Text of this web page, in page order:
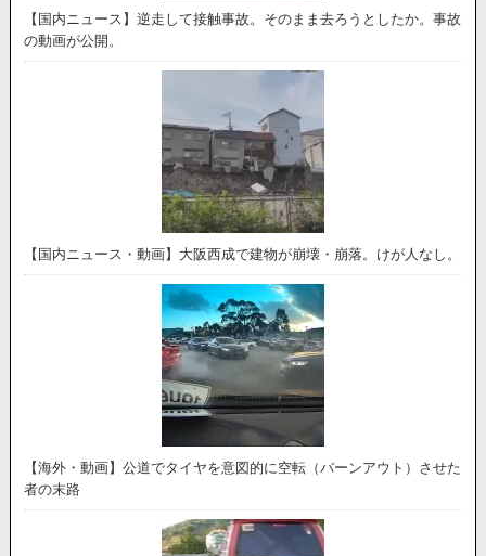
【国内ニュース】逆走して接触事故。そのまま去ろうとしたか。事故
の動画が公開。
【国内ニュース・動画】大阪西成で建物が崩壊・崩落。けが人なし。
【海外・動画】公道でタイヤを意図的に空転（バーンアウト）させた
者の末路